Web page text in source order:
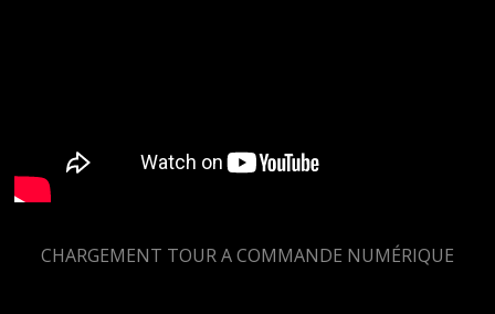
CHARGEMENT TOUR A COMMANDE NUMÉRIQUE